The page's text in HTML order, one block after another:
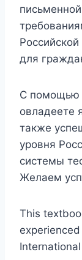
для
С помощью
овладеете
также
уровня
системы
Желаем
This